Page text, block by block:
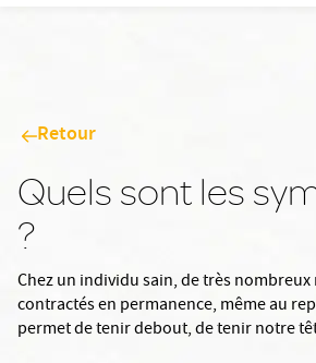
Retour
Quels sont les
?
Chez un individu sain, de très
contractés en permanence, même au
permet de tenir debout, de tenir notre